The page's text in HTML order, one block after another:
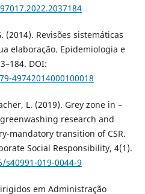
(2014). Revisões sistemáticas
elaboração. Epidemiologia e
DOI:
49742014000100018
L. (2019). Grey zone in –
research and
mandatory transition of CSR.
Social Responsibility, 4(1).
019-0044-9
em Administração